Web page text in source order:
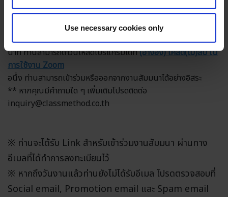
Use necessary cookies only
วิธีการเข้าร่วมสัมมนา
ใช้ Zoom ในการเข้าร่วมสัมมนาในครั้งนี้
** หากยังไม่ได้ติดตั้งโปรแกรม กรุณาเผื่อเวลาในการติดตั้ง 1-2
นาที ท่านสามารถดาวน์โหลดโปรแกรมได้ที่(อ้างอิง) เคล็ด(ไม่)ลับ ใน
การใช้งาน Zoom
อนึ่ง ท่านสามารถเข้าร่วมหรือออกจากงานสัมมนาได้อย่างอิสระ
** หากคุณมีคำถามใด ๆ เพิ่มเติมโปรดติดต่อ
inquiry@classmethod.co.th
※ ท่านจะได้รับ Link สำหรับเข้าร่วมงานสัมมนา ผ่านทาง
อีเมลที่ได้ทำการลงทะเบียนไว้
※ หากถึงวันงานแล้วท่านยังไม่ได้รับอีเมล โปรดตรวจสอบที่
Social email, Promotion email และ Spam email